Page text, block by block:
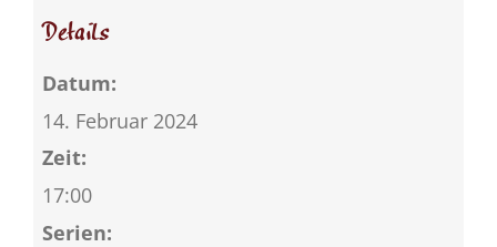
Details
Datum:
14. Februar 2024
Zeit:
17:00
Serien: